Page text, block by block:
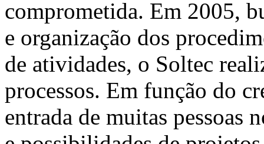
comprometida. Em 2005,
e organização dos
de atividades, o Soltec
processos. Em função do
entrada de muitas pessoas